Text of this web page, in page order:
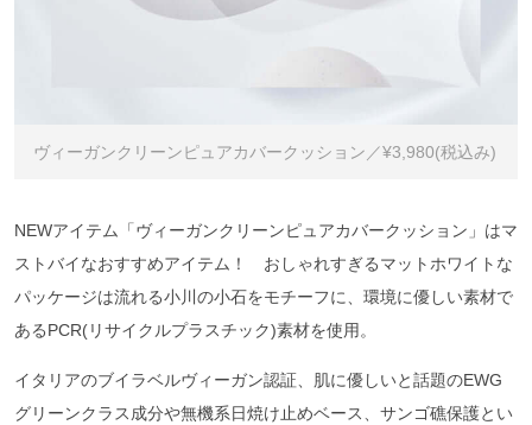
ヴィーガンクリーンピュアカバークッション／¥3,980(税込み)
NEWアイテム「ヴィーガンクリーンピュアカバークッション」はマ
ストバイなおすすめアイテム！ おしゃれすぎるマットホワイトな
パッケージは流れる小川の小石をモチーフに、環境に優しい素材で
あるPCR(リサイクルプラスチック)素材を使用。
イタリアのブイラベルヴィーガン認証、肌に優しいと話題のEWG
グリーンクラス成分や無機系日焼け止めベース、サンゴ礁保護とい